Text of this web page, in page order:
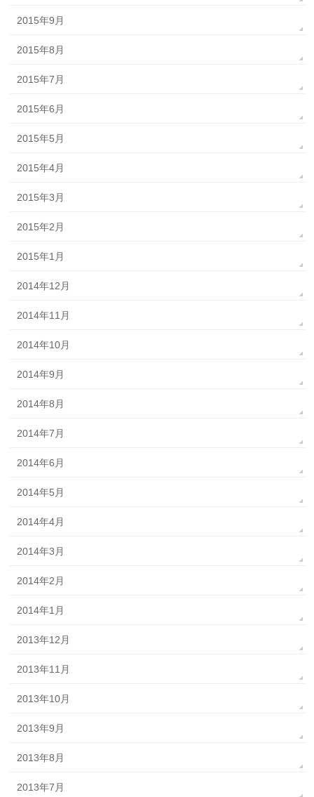
2015年9月
2015年8月
2015年7月
2015年6月
2015年5月
2015年4月
2015年3月
2015年2月
2015年1月
2014年12月
2014年11月
2014年10月
2014年9月
2014年8月
2014年7月
2014年6月
2014年5月
2014年4月
2014年3月
2014年2月
2014年1月
2013年12月
2013年11月
2013年10月
2013年9月
2013年8月
2013年7月